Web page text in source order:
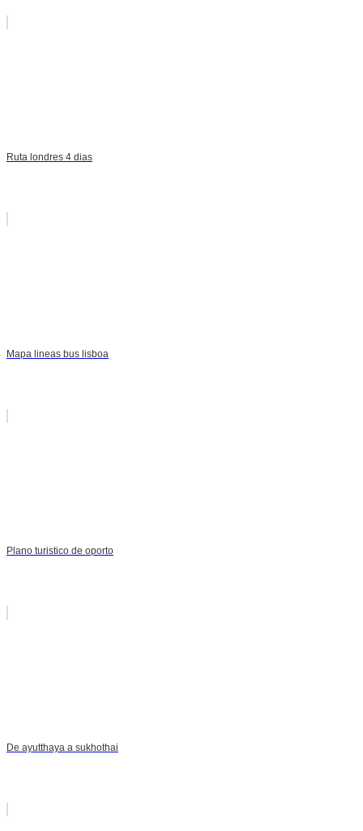
Ruta londres 4 dias
Mapa lineas bus lisboa
Plano turistico de oporto
De ayutthaya a sukhothai